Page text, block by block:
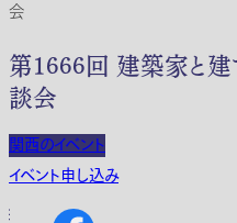
会
第1666回 建築家と建
談会
関西のイベント
イベント申し込み